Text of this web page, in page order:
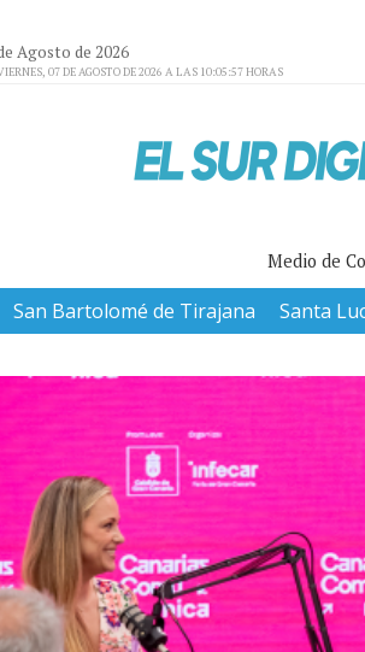
Agosto de 2026
07 DE AGOSTO DE 2026 A LAS 10:05:57 HORAS
Medio de
San Bartolomé de Tirajana Santa